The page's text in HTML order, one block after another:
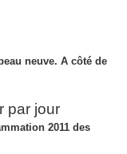
neuve. A côté de
par jour
2011 des